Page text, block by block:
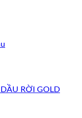
RỜI GOLD